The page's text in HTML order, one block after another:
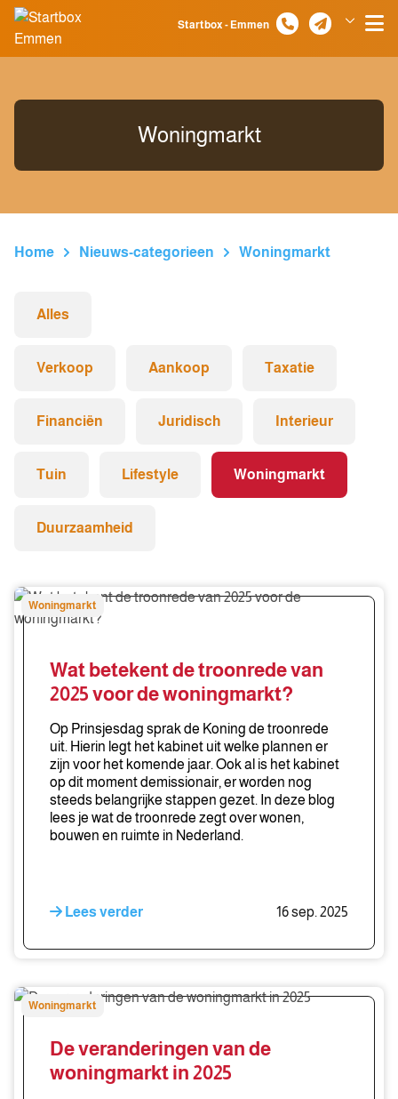
Spring naar inhoud
Startbox - Emmen
Woningmarkt
Home Nieuws-categorieen Woningmarkt
Alles
Verkoop Aankoop Taxatie
Financiën Juridisch Interieur
Tuin Lifestyle Woningmarkt
Duurzaamheid
Wat
betekent
troonrede
woningmarkt?
Woningmarkt
Wat betekent de troonrede van
2025 voor de woningmarkt?
Op Prinsjesdag sprak de Koning de troonrede
uit. Hierin legt het kabinet uit welke plannen er
zijn voor het komende jaar. Ook al is het kabinet
op dit moment demissionair, er worden nog
steeds belangrijke stappen gezet. In deze blog
lees je wat de troonrede zegt over wonen,
bouwen en ruimte in Nederland.
Lees verder 16 sep. 2025
De
veranderingen
woningmarkt
Woningmarkt
De veranderingen van de
woningmarkt in 2025